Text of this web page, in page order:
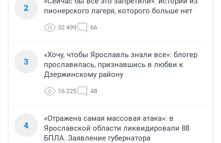
2
пионерского лагеря, которого больше нет
32 499 66
3
«Хочу, чтобы Ярославль знали все»: блогер
прославилась, признавшись в любви к
Дзержинскому району
16 225 48
4
«Отражена самая массовая атака»: в
Ярославской области ликвидировали 88
БПЛА. Заявление губернатора